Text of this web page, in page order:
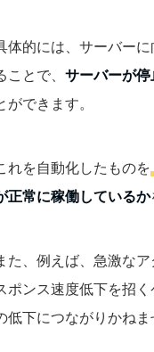
体的には、サーバー
ことで、 サーバーが
ができます。
れを自動化したものを
正常に稼働しているか
た、例えば、急激な
ポンス速度低下を招
低下につながりかねま